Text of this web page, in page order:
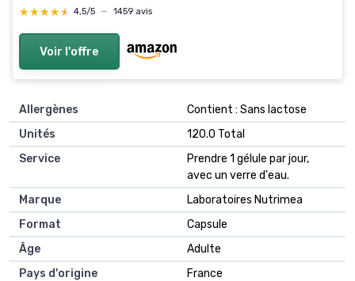
★★★★★
★★★★★ 4,5/5 — 1459 avis
Voir l'offre
Allergènes
‎Contient : Sans lactose
Unités
‎120.0 Total
Service
‎Prendre 1 gélule par jour,
avec un verre d'eau.
Marque
‎Laboratoires Nutrimea
Format
‎Capsule
Âge
‎Adulte
Pays d'origine
‎France